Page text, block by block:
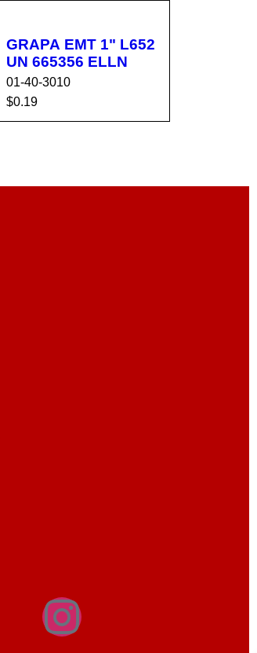
GRAPA EMT 1" L652
UN 665356 ELLN
01-40-3010
$0.19
AÑADIR AL CA
VISTA